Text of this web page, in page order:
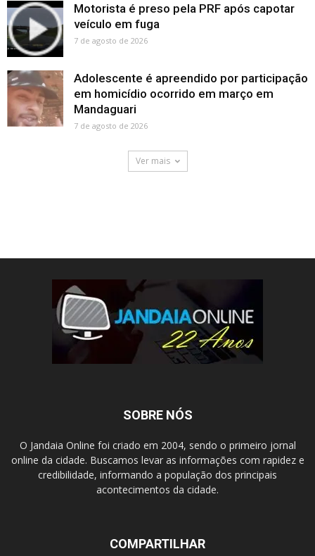
Motorista é preso pela PRF após capotar
veículo em fuga
7 de agosto de 2026
Adolescente é apreendido por participação
em homicídio ocorrido em março em
Mandaguari
7 de agosto de 2026
Ver mais
SOBRE NÓS
O Jandaia Online foi criado em 2004, sendo o primeiro jornal
online da cidade. Buscamos levar as informações com rapidez e
credibilidade, informando a população dos principais
acontecimentos da cidade.
COMPARTILHAR